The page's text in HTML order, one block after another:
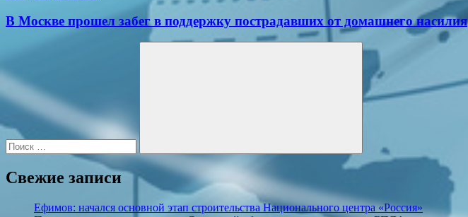
В Москве прошел забег в поддержку пострадавших от домашнего насилия
Поиск
Свежие записи
Ефимов: начался основной этап строительства Национального центра «Россия»